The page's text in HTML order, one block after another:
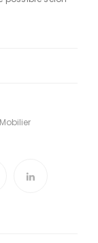
Réf Réf
Mobilier